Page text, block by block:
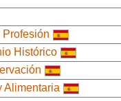
Histórico
Alimentaria